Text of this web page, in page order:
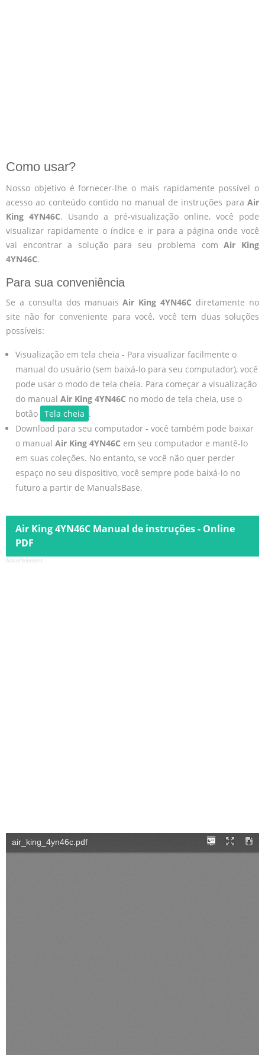
Como usar?
Nosso objetivo é fornecer-lhe o mais rapidamente possível o
acesso ao conteúdo contido no manual de instruções para Air
King 4YN46C. Usando a pré-visualização online, você pode
visualizar rapidamente o índice e ir para a página onde você
vai encontrar a solução para seu problema comAir King
4YN46C.
Para sua conveniência
Se a consulta dos manuaisAir King 4YN46C diretamente no
site não for conveniente para você, você tem duas soluções
possíveis:
Visualização em tela cheia - Para visualizar facilmente o
manual do usuário (sem baixá-lo para seu computador), você
pode usar o modo de tela cheia. Para começar a visualização
do manual Air King 4YN46C no modo de tela cheia, use o
botão Tela cheia .
Download para seu computador - você também pode baixar
o manual Air King 4YN46C em seu computador e mantê-lo
em suas coleções. No entanto, se você não quer perder
espaço no seu dispositivo, você sempre pode baixá-lo no
futuro a partir de ManualsBase.
Air King 4YN46C Manual de instruções - Online
PDF
Advertisement